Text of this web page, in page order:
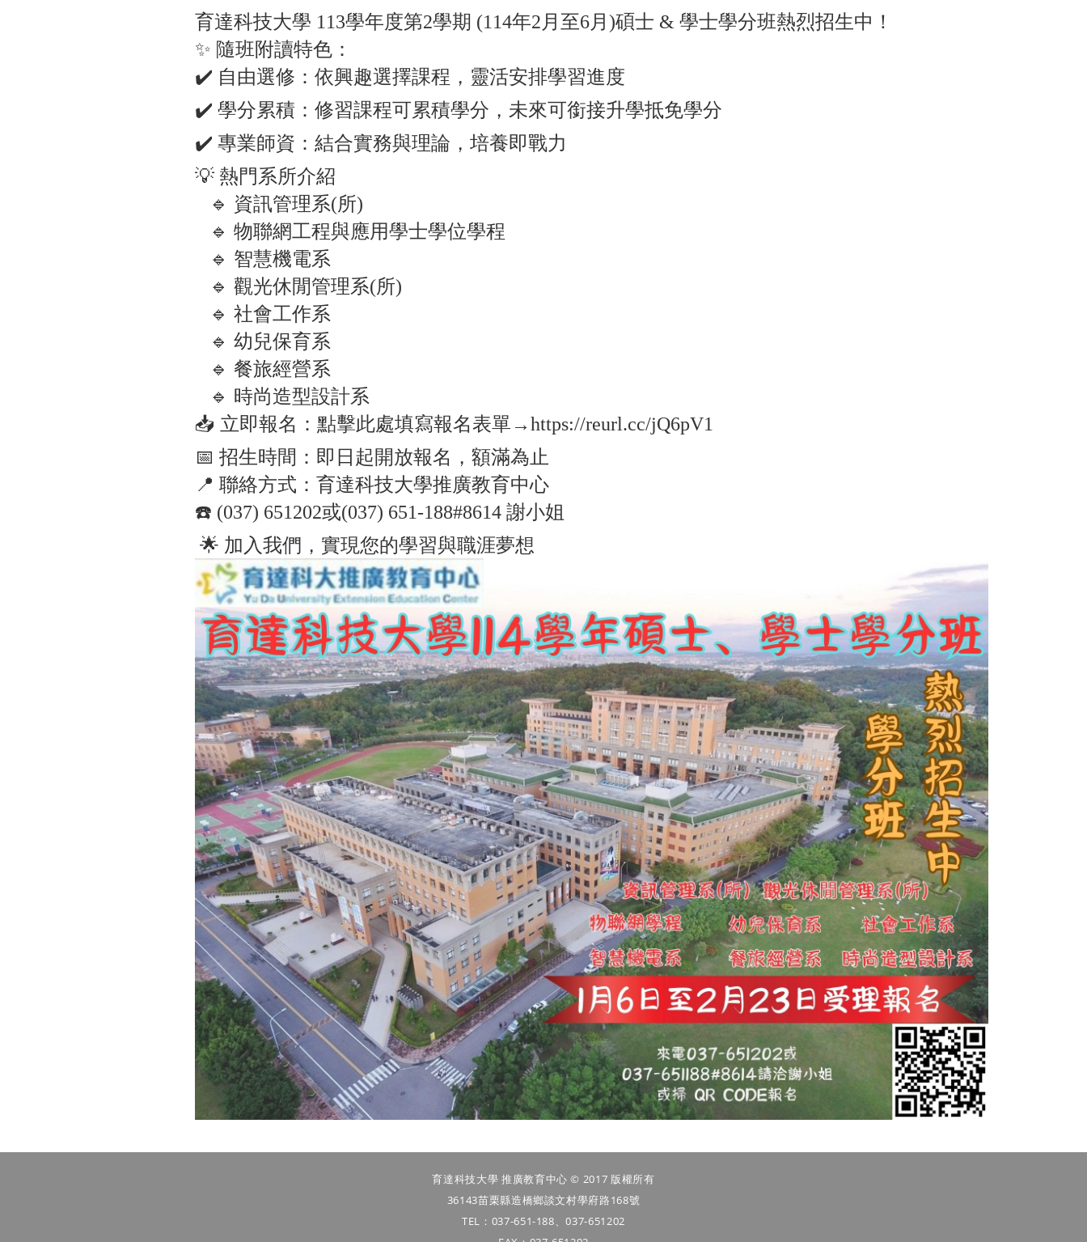
育達科技大學 113學年度第2學期 (114年2月至6月)碩士 & 學士學分班熱烈招生中！
✨ 隨班附讀特色：
✔️ 自由選修：依興趣選擇課程，靈活安排學習進度
✔️ 學分累積：修習課程可累積學分，未來可銜接升學抵免學分
✔️ 專業師資：結合實務與理論，培養即戰力
💡 熱門系所介紹
🔹 資訊管理系(所)
🔹 物聯網工程與應用學士學位學程
🔹 智慧機電系
🔹 觀光休閒管理系(所)
🔹 社會工作系
🔹 幼兒保育系
🔹 餐旅經營系
🔹 時尚造型設計系
📥 立即報名：點擊此處填寫報名表單→https://reurl.cc/jQ6pV1
📅 招生時間：即日起開放報名，額滿為止
📍 聯絡方式：育達科技大學推廣教育中心
☎️ (037) 651202或(037) 651-188#8614 謝小姐
🌟 加入我們，實現您的學習與職涯夢想
育達科技大學 推廣教育中心 © 2017 版權所有
36143苗栗縣造橋鄉談文村學府路168號
TEL：037-651-188、037-651202